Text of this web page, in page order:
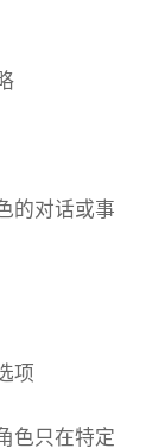
的对话或事
项
色只在特定